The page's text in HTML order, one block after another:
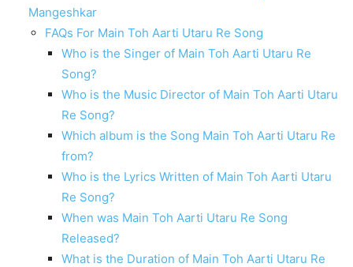
Mangeshkar
FAQs For Main Toh Aarti Utaru Re Song
Who is the Singer of Main Toh Aarti Utaru Re
Song?
Who is the Music Director of Main Toh Aarti Utaru
Re Song?
Which album is the Song Main Toh Aarti Utaru Re
from?
Who is the Lyrics Written of Main Toh Aarti Utaru
Re Song?
When was Main Toh Aarti Utaru Re Song
Released?
What is the Duration of Main Toh Aarti Utaru Re